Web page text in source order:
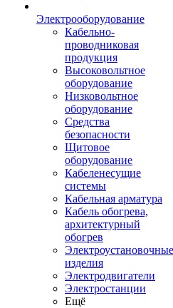
Электрооборудование
Кабельно-
проводниковая
продукция
Высоковольтное
оборудование
Низковольтное
оборудование
Средства
безопасности
Щитовое
оборудование
Кабеленесущие
системы
Кабельная арматура
Кабель обогрева,
архитектурный
обогрев
Электроустановочные
изделия
Электродвигатели
Электростанции
Ещё